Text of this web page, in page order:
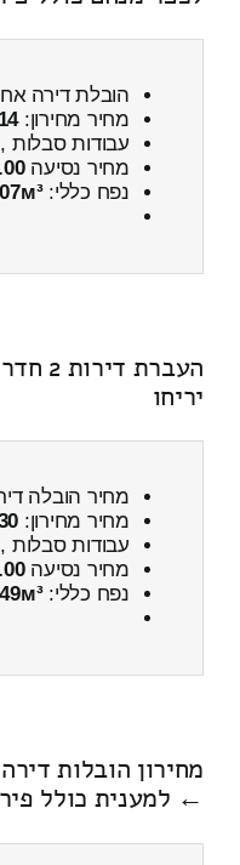
הובלת דירה
מחיר מחירון:
עבודות סבלות
מחיר נסיעה
נפח כללי:
יריחו
מחיר הובלה דירה 2 חדרים מגת (קיבוץ) ←
מחיר מחירון:
עבודות סבלות
מחיר נסיעה
נפח כללי:
← למענית כולל